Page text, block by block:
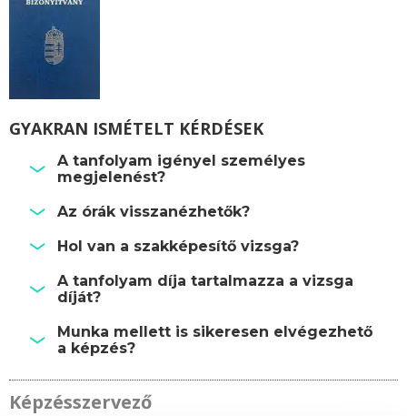
GYAKRAN ISMÉTELT KÉRDÉSEK
A tanfolyam igényel személyes
megjelenést?
Az órák visszanézhetők?
Hol van a szakképesítő vizsga?
A tanfolyam díja tartalmazza a vizsga
díját?
Munka mellett is sikeresen elvégezhető
a képzés?
Képzésszervező